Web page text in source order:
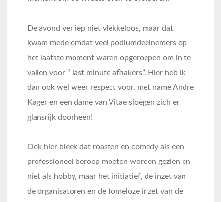
De avond verliep niet vlekkeloos, maar dat
kwam mede omdat veel podiumdeelnemers op
het laatste moment waren opgeroepen om in te
vallen voor “ last minute afhakers”. Hier heb ik
dan ook wel weer respect voor, met name Andre
Kager en een dame van Vitae sloegen zich er
glansrijk doorheen!
Ook hier bleek dat roasten en comedy als een
professioneel beroep moeten worden gezien en
niet als hobby, maar het initiatief, de inzet van
de organisatoren en de tomeloze inzet van de